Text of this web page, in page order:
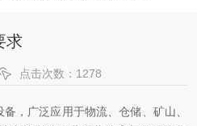
求
点击次数：1278
广泛应用于物流、仓储、矿山、